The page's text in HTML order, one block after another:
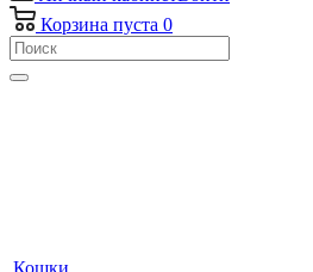
Корзина пуста 0
Кошки